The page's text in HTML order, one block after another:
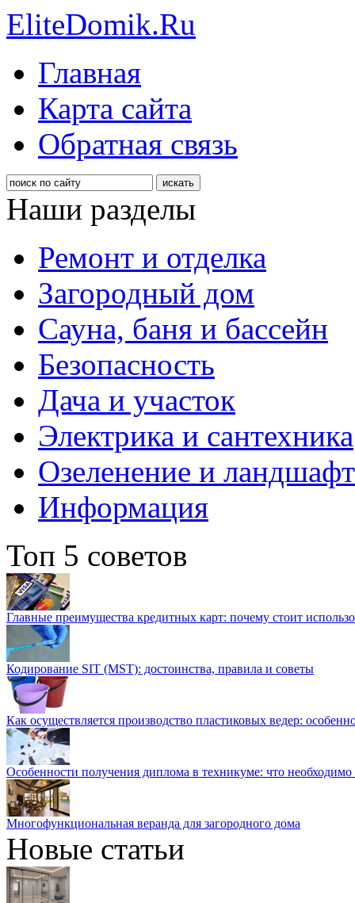
EliteDomik.Ru
Главная
Карта сайта
Обратная связь
Наши разделы
Ремонт и отделка
Загородный дом
Сауна, баня и бассейн
Безопасность
Дача и участок
Электрика и сантехника
Озеленение и
Информация
Топ 5 советов
Главные преимущества кредитных карт: почему стоит
Кодирование SIT (MST): достоинства, правила и советы
Как осуществляется производство пластиковых ведер:
Особенности получения диплома в техникуме: что необходимо
Многофункциональная веранда для загородного дома
Новые статьи